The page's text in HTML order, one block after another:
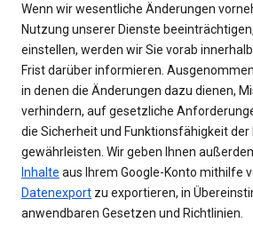
Wenn wir wesentliche Änderungen
Nutzung unserer Dienste
einstellen, werden wir Sie vorab
Frist darüber informieren.
in denen die Änderungen dazu dienen,
verhindern, auf gesetzliche
die Sicherheit und Funktionsfähigkeit der
gewährleisten. Wir geben Ihnen
Inhalte aus Ihrem Google-Konto mithilfe
Datenexport zu exportieren, in
anwendbaren Gesetzen und Richtlinien.